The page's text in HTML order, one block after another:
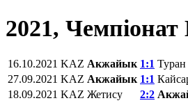
2021, Чемпіонат
16.10.2021 KAZ Акжайык 1:1 Туран
27.09.2021 KAZ Акжайык 1:1
18.09.2021 KAZ Жетису 2:2